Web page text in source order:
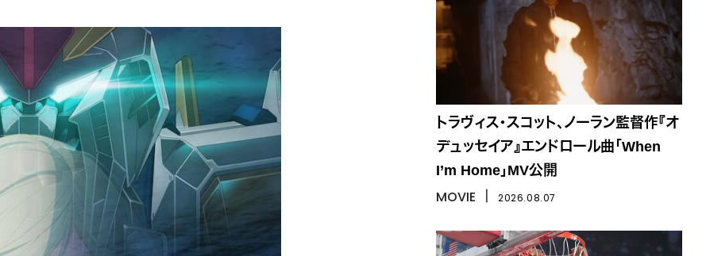
トラヴィス・スコット、ノーラン監督作『オ
デュッセイア』エンドロール曲「When
I’m Home」MV公開
MOVIE 2026.08.07